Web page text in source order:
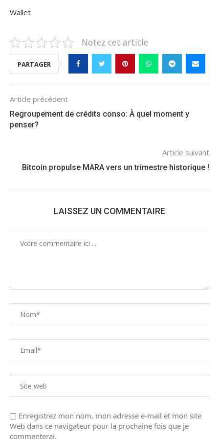
Wallet
Notez cet article
PARTAGER
Article précédent
Regroupement de crédits conso: À quel moment y
penser?
Article suivant
Bitcoin propulse MARA vers un trimestre historique !
LAISSEZ UN COMMENTAIRE
Enregistrez mon nom, mon adresse e-mail et mon site
Web dans ce navigateur pour la prochaine fois que je
commenterai.